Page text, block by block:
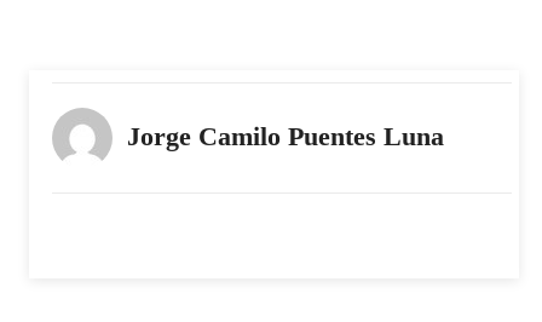
Jorge Camilo Puentes Luna